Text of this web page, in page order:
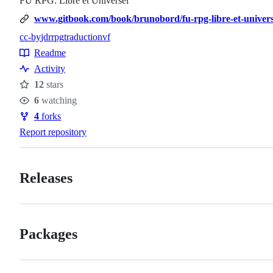
www.gitbook.com/book/brunobord/fu-rpg-libre-et-
Topics
cc-byjdrrpgtraductionvf
Resources
Readme
Activity
Stars
12 stars
Watchers
6 watching
Forks
4 forks
Report repository
Releases
Packages